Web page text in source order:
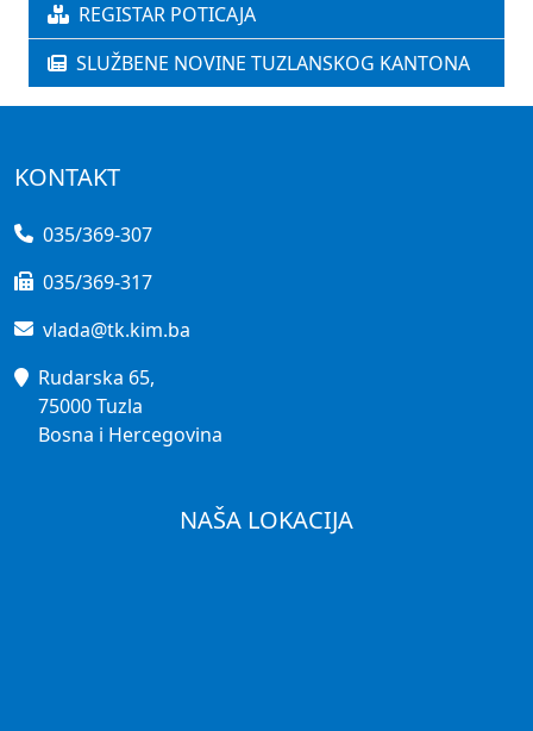
REGISTAR POTICAJA
SLUŽBENE NOVINE TUZLANSKOG KANTONA
KONTAKT
035/369-307
035/369-317
vlada@tk.kim.ba
Rudarska 65,
75000 Tuzla
Bosna i Hercegovina
NAŠA LOKACIJA